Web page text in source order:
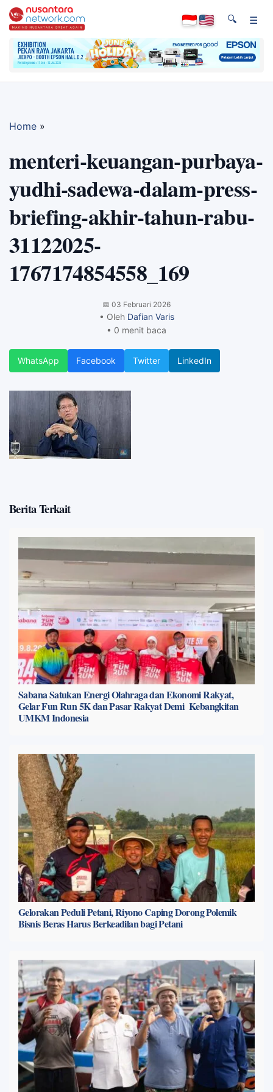
🔍 ☰
Home »
menteri-keuangan-purbaya-
yudhi-sadewa-dalam-press-
briefing-akhir-tahun-rabu-
31122025-
1767174854558_169
📅 03 Februari 2026
• Oleh Dafian Varis
• 0 menit baca
WhatsApp Facebook Twitter LinkedIn
Berita Terkait
Sabana Satukan Energi Olahraga dan Ekonomi Rakyat,
Gelar Fun Run 5K dan Pasar Rakyat Demi Kebangkitan
UMKM Indonesia
Gelorakan Peduli Petani, Riyono Caping Dorong Polemik
Bisnis Beras Harus Berkeadilan bagi Petani